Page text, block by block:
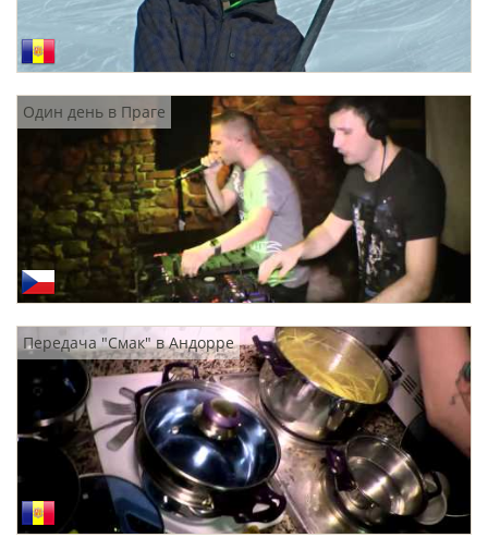
Один день в Праге
Передача "Смак" в Андорре